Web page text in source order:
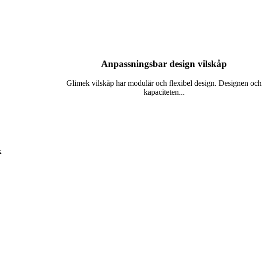
Anpassningsbar design vilskåp
Glimek vilskåp har modulär och flexibel design. Designen och
kapaciteten...